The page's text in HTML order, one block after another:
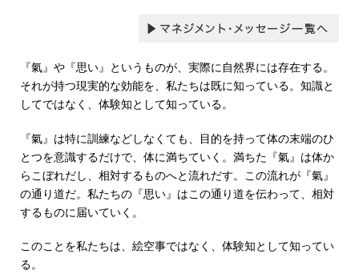
『氣』や『思い』というものが、実際に自然界には存在する。
それが持つ現実的な効能を、私たちは既に知っている。知識と
してではなく、体験知として知っている。
『氣』は特に訓練などしなくても、目的を持って体の末端のひ
とつを意識するだけで、体に満ちていく。満ちた『氣』は体か
らこぼれだし、相対するものへと流れだす。この流れが『氣』
の通り道だ。私たちの『思い』はこの通り道を伝わって、相対
するものに届いていく。
このことを私たちは、絵空事ではなく、体験知として知ってい
る。